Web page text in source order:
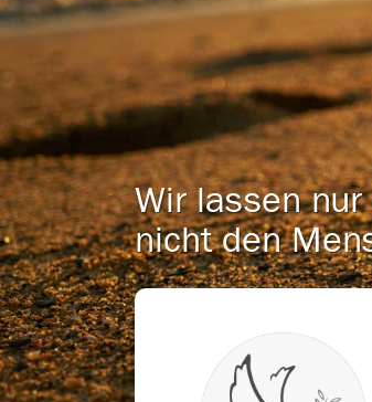
Wir lassen
nicht den